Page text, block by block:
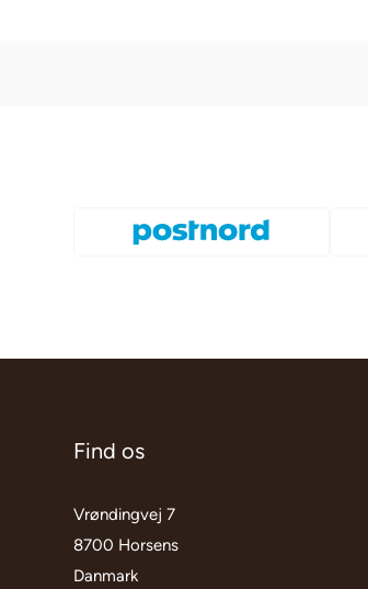
Find os
Vrøndingvej 7
8700 Horsens
Danmark